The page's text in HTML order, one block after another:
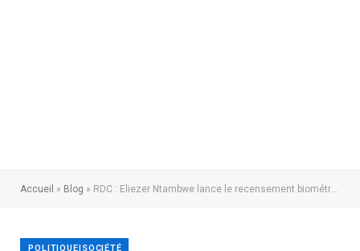
Accueil » Blog » RDC : Eliezer Ntambwe lance le recensement biométrique pour transformer la vie des anciens combattants
POLITIQUE|SOCIÉTÉ